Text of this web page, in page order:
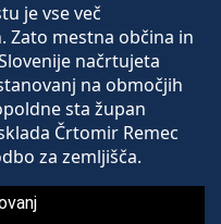
je vse več
Zato mestna občina in
načrtujeta
na območjih
sta župan
Črtomir Remec
za zemljišča.